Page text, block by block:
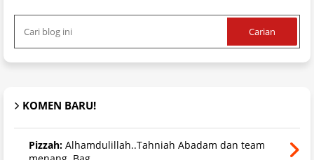
KOMEN BARU!
Pizzah: Alhamdulillah..Tahniah Abadam dan team